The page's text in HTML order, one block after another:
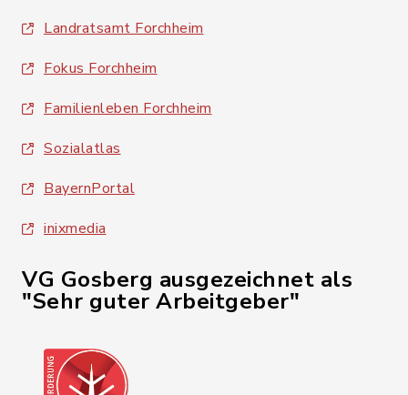
Landratsamt Forchheim
Fokus Forchheim
Familienleben Forchheim
Sozialatlas
BayernPortal
inixmedia
VG Gosberg ausgezeichnet als
"Sehr guter Arbeitgeber"